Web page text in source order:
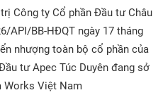
Công ty Cổ phần Đầu tư Châu
API/BB-HĐQT ngày 17 tháng
nhượng toàn bộ cổ phần của
tư Apec Túc Duyên đang sở
Works Việt Nam